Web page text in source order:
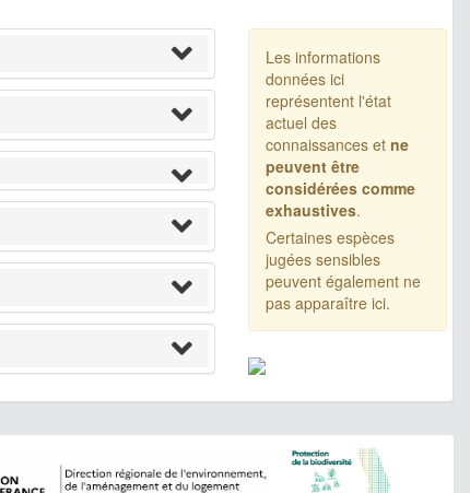
Les informations
données ici
représentent l'état
actuel des
connaissances et ne
peuvent être
considérées comme
exhaustives.
Certaines espèces
jugées sensibles
peuvent également ne
pas apparaître ici.